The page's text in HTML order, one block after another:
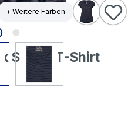
+ Weitere Farben
Shape T-Shirt